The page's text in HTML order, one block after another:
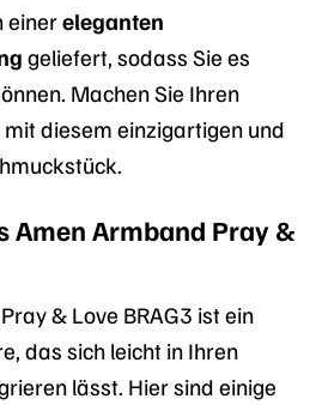
einereleganten
geliefert, sodass Sie es
Machen Sie Ihren
diesem einzigartigen und
Amen Armband Pray &
& Love BRAG3 ist ein
das sich leicht in Ihren
lässt. Hier sind einige